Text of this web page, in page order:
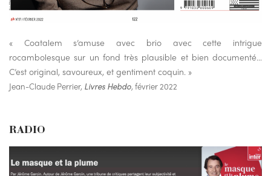
« Coatalem s’amuse avec brio avec cette intrigue
rocambolesque sur un fond très plausible et bien documenté…
C’est original, savoureux, et gentiment coquin. »
Jean-Claude Perrier, Livres Hebdo, février 2022
RADIO